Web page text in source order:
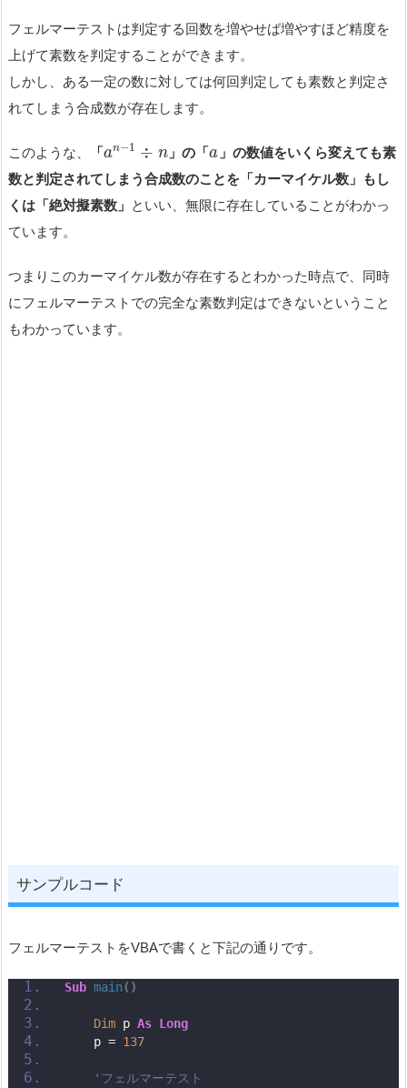
フェルマーテストは判定する回数を増やせば増やすほど精度を
上げて素数を判定することができます。
しかし、ある一定の数に対しては何回判定しても素数と判定さ
れてしまう合成数が存在します。
このような、 「an−1 ÷ n 」の「a 」の数値をいくら変えても素
数と判定されてしまう合成数のことを「カーマイケル数」もし
くは「絶対擬素数」 といい、無限に存在していることがわかっ
ています。
つまりこのカーマイケル数が存在するとわかった時点で、同時
にフェルマーテストでの完全な素数判定はできないということ
もわかっています。
サンプルコード
フェルマーテストをVBAで書くと下記の通りです。
Sub main()
Dim p As Long
    p =
137
'フェルマーテスト